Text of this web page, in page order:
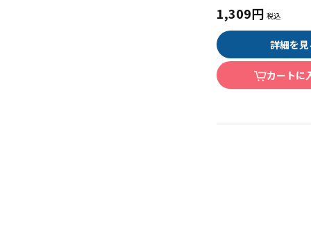
1,309円
詳細を
カートに